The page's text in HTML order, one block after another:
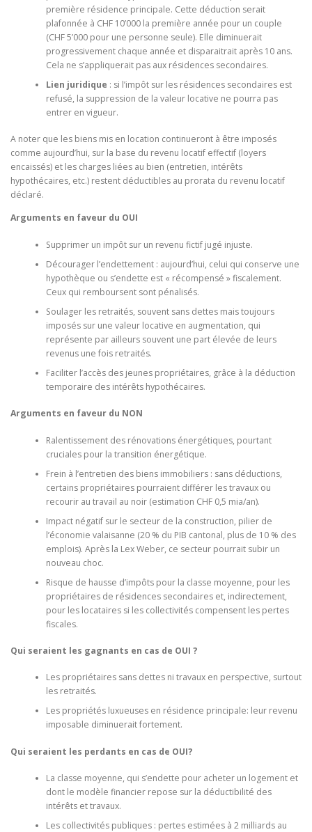
première résidence principale. Cette déduction serait
plafonnée à CHF 10’000 la première année pour un couple
(CHF 5’000 pour une personne seule). Elle diminuerait
progressivement chaque année et disparaitrait après 10 ans.
Cela ne s’appliquerait pas aux résidences secondaires.
Lien juridique : si l’impôt sur les résidences secondaires est
refusé, la suppression de la valeur locative ne pourra pas
entrer en vigueur.
A noter que les biens mis en location continueront à être imposés
comme aujourd’hui, sur la base du revenu locatif effectif (loyers
encaissés) et les charges liées au bien (entretien, intérêts
hypothécaires, etc.) restent déductibles au prorata du revenu locatif
déclaré.
Arguments en faveur du OUI
Supprimer un impôt sur un revenu fictif jugé injuste.
Décourager l’endettement : aujourd’hui, celui qui conserve une
hypothèque ou s’endette est « récompensé » fiscalement.
Ceux qui remboursent sont pénalisés.
Soulager les retraités, souvent sans dettes mais toujours
imposés sur une valeur locative en augmentation, qui
représente par ailleurs souvent une part élevée de leurs
revenus une fois retraités.
Faciliter l’accès des jeunes propriétaires, grâce à la déduction
temporaire des intérêts hypothécaires.
Arguments en faveur du NON
Ralentissement des rénovations énergétiques, pourtant
cruciales pour la transition énergétique.
Frein à l’entretien des biens immobiliers : sans déductions,
certains propriétaires pourraient différer les travaux ou
recourir au travail au noir (estimation CHF 0,5 mia/an).
Impact négatif sur le secteur de la construction, pilier de
l’économie valaisanne (20 % du PIB cantonal, plus de 10 % des
emplois). Après la Lex Weber, ce secteur pourrait subir un
nouveau choc.
Risque de hausse d’impôts pour la classe moyenne, pour les
propriétaires de résidences secondaires et, indirectement,
pour les locataires si les collectivités compensent les pertes
fiscales.
Qui seraient les gagnants en cas de OUI ?
Les propriétaires sans dettes ni travaux en perspective, surtout
les retraités.
Les propriétés luxueuses en résidence principale: leur revenu
imposable diminuerait fortement.
Qui seraient les perdants en cas de OUI?
La classe moyenne, qui s’endette pour acheter un logement et
dont le modèle financier repose sur la déductibilité des
intérêts et travaux.
Les collectivités publiques : pertes estimées à 2 milliards au